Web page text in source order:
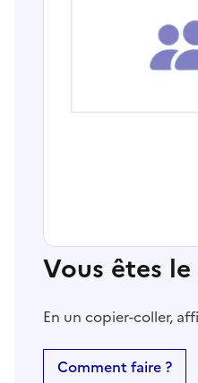
Vous êtes
En un copier-coller,
Comment faire ?